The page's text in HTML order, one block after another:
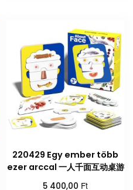
220429 Egy ember több
ezer arccal 一人千面互动桌游
5 400,00 Ft